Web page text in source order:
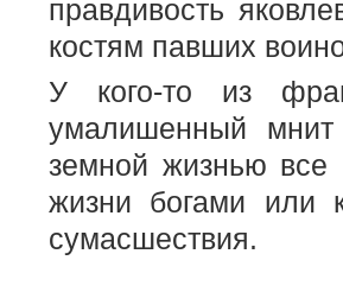
правдивость
костям павших
У кого-то из
умалишенный
земной жизнью все
жизни богами или
сумасшествия.